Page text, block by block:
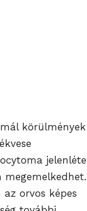
körülmények
jelenléte
megemelkedhet.
orvos képes